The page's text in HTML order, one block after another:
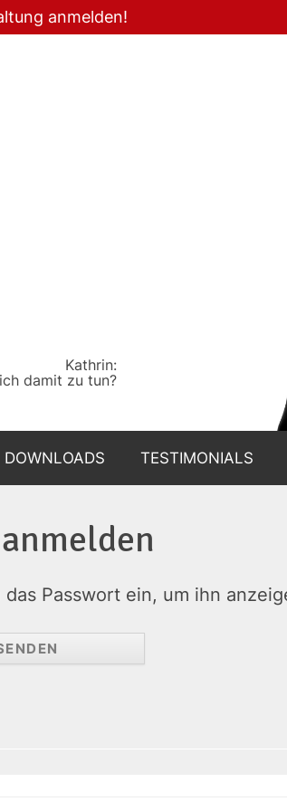
anmelden!
Kathrin:
damit zu tun?
DOWNLOADS TESTIMONIALS
Passwort ein, um ihn